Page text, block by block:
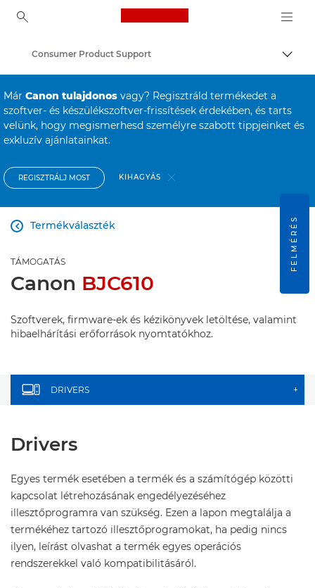
Canon Logo, back to
Consumer Product Support
Már Canon tulajdonos vagy? Regisztráld termékedet a
szoftver- és készülékszoftver-frissítések érdekében, és tarts
velünk, hogy megismerhesd személyre szabott tippjeinket és
exkluzív ajánlatainkat.
REGISZTRÁLJ MOST KIHAGYÁS
Termékválaszték

TÁMOGATÁS
Canon BJC610
Szoftverek, firmware-ek és kézikönyvek letöltése, valamint
hibaelhárítási erőforrások nyomtatókhoz.
DRIVERS +
Drivers
Egyes termék esetében a termék és a számítógép közötti
kapcsolat létrehozásának engedélyezéséhez
illesztőprogramra van szükség. Ezen a lapon megtalálja a
termékéhez tartozó illesztőprogramokat, ha pedig nincs
ilyen, leírást olvashat a termék egyes operációs
rendszerekkel való kompatibilitásáról.
FELMÉRÉS